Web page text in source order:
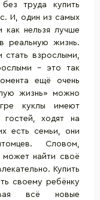
труда купить
И, один из самых
как нельзя лучше
реальную жизнь.
стать взрослыми,
– это так
ещё очень
жизнь» можно
куклы имеют
ходят на
есть семьи, они
Словом,
найти своё
Купить
своему ребёнку
всё новые